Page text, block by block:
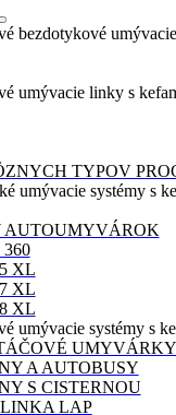
bezdotykové
umývacie linky s
TYPOV
umývacie systémy s
AUTOUMYVÁROK
XL
XL
XL
umývacie systémy s
UMYVÁRKY
A AUTOBUSY
S CISTERNOU
LAP